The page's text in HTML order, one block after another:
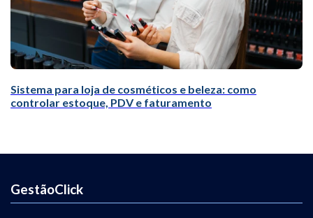
Sistema para loja de cosméticos e beleza: como
controlar estoque, PDV e faturamento
GestãoClick